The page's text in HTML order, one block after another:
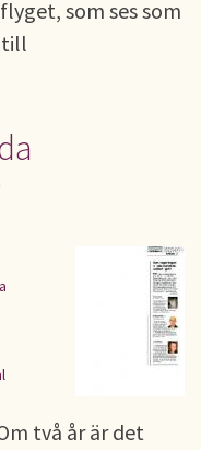
som ses som
till
två år är det